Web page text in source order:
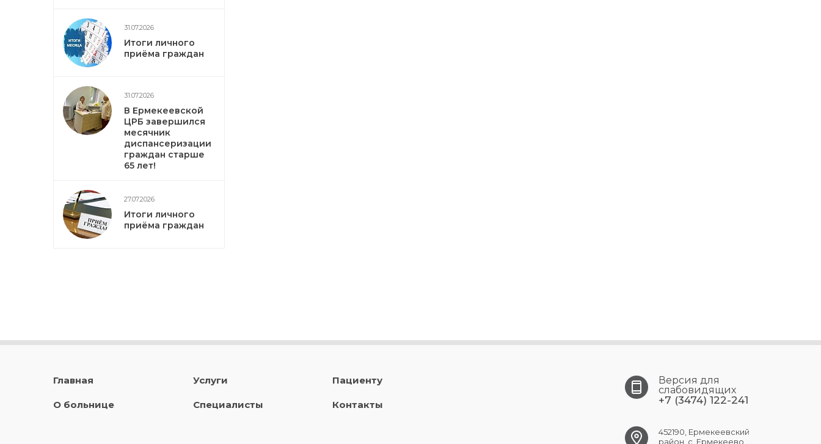
31.07.2026
Итоги личного
приёма граждан
31.07.2026
В Ермекеевской
ЦРБ завершился
месячник
диспансеризации
граждан старше
65 лет!
27.07.2026
Итоги личного
приёма граждан
Главная
О больнице
Услуги
Специалисты
Пациенту
Контакты
Версия для
слабовидящих
+7 (3474) 122-241
452190, Ермекеевский
район, с. Ермекеево,